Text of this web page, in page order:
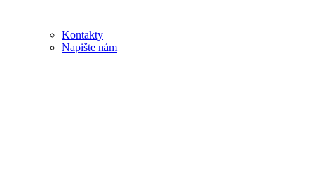
Kontakty
Napište nám